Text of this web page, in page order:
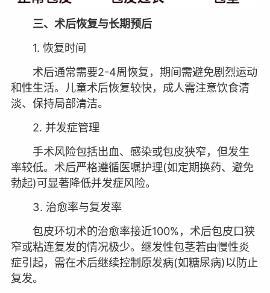
三、术后恢复与长期预后
1. 恢复时间
术后通常需要2-4周恢复，期间需避免剧烈运动
和性生活。儿童术后恢复较快，成人需注意饮食清
淡、保持局部清洁。
2. 并发症管理
手术风险包括出血、感染或包皮狭窄，但发生
率较低。术后严格遵循医嘱护理(如定期换药、避免
勃起)可显著降低并发症风险。
3. 治愈率与复发率
包皮环切术的治愈率接近100%，术后包皮口狭
窄或粘连复发的情况极少。继发性包茎若由慢性炎
症引起，需在术后继续控制原发病(如糖尿病)以防止
复发。